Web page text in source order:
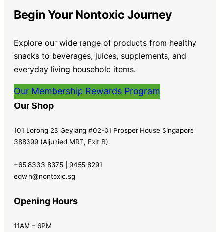
Begin Your Nontoxic Journey
Explore our wide range of products from healthy
snacks to beverages, juices, supplements, and
everyday living household items.
Our Membership Rewards Program
Our Shop
101 Lorong 23 Geylang #02-01 Prosper House Singapore
388399 (Aljunied MRT, Exit B)
+65 8333 8375 | 9455 8291
edwin@nontoxic.sg
Opening Hours
11AM – 6PM